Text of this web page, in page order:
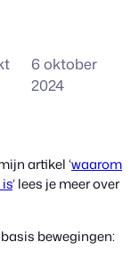
6 oktober
2024
artikel ‘waarom
‘ lees je meer over
bewegingen: